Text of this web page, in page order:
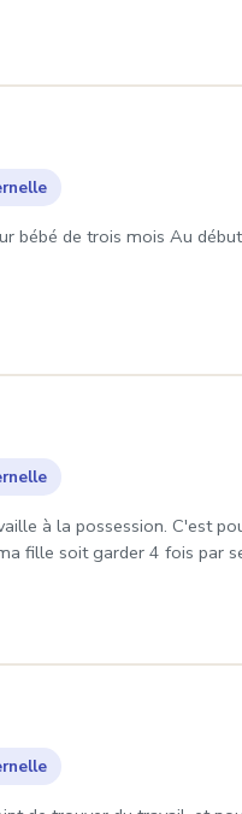
bébé de trois mois Au
à la possession. C'est
fille soit garder 4 fois par